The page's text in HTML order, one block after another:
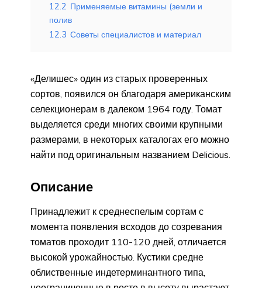
12.2 Применяемые витамины (земли и
полив
12.3 Советы специалистов и материал
«Делишес» один из старых проверенных
сортов, появился он благодаря американским
селекционерам в далеком 1964 году. Томат
выделяется среди многих своими крупными
размерами, в некоторых каталогах его можно
найти под оригинальным названием Delicious.
Описание
Принадлежит к среднеспелым сортам с
момента появления всходов до созревания
томатов проходит 110-120 дней, отличается
высокой урожайностью. Кустики средне
облиственные индетерминантного типа,